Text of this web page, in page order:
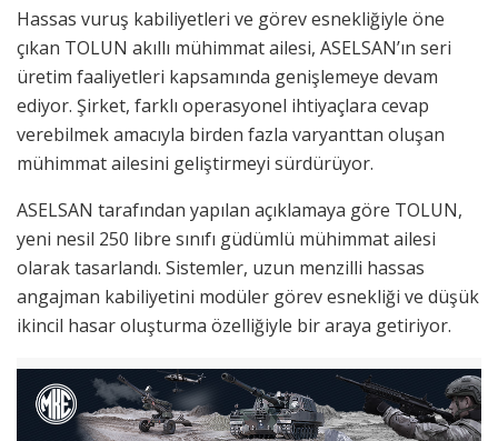
Hassas vuruş kabiliyetleri ve görev esnekliğiyle öne
çıkan TOLUN akıllı mühimmat ailesi, ASELSAN’ın seri
üretim faaliyetleri kapsamında genişlemeye devam
ediyor. Şirket, farklı operasyonel ihtiyaçlara cevap
verebilmek amacıyla birden fazla varyanttan oluşan
mühimmat ailesini geliştirmeyi sürdürüyor.
ASELSAN tarafından yapılan açıklamaya göre TOLUN,
yeni nesil 250 libre sınıfı güdümlü mühimmat ailesi
olarak tasarlandı. Sistemler, uzun menzilli hassas
angajman kabiliyetini modüler görev esnekliği ve düşük
ikincil hasar oluşturma özelliğiyle bir araya getiriyor.